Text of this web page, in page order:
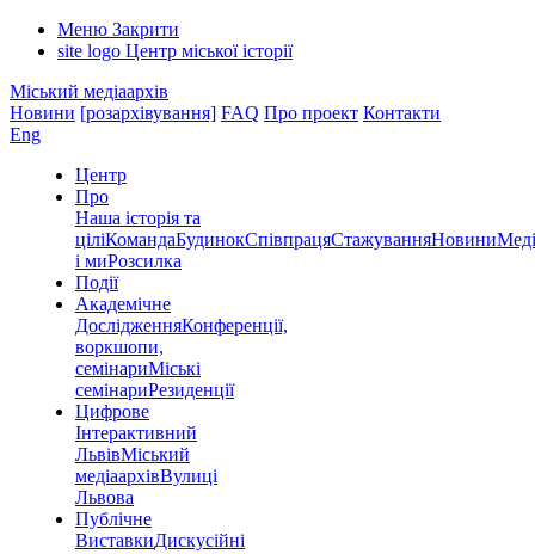
Меню Закрити
site logo Центр міської історії
Міський медіаархів
Новини [розархівування] FAQ Про проект Контакти
Eng
Центр
Про
Наша історія та
ціліКомандаБудинокСпівпрацяСтажуванняНовини
і миРозсилка
Події
Академічне
ДослідженняКонференції,
воркшопи,
семінариМіські
семінариРезиденції
Цифрове
Інтерактивний
ЛьвівМіський
медіаархівВулиці
Львова
Публічне
ВиставкиДискусійні